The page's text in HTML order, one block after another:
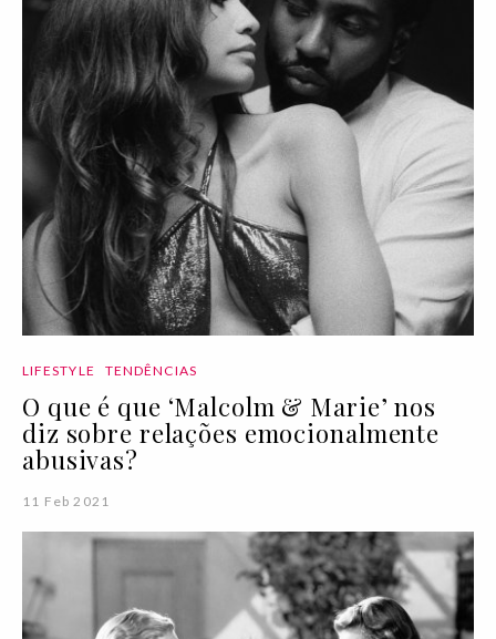
LIFESTYLE TENDÊNCIAS
O que é que ‘Malcolm & Marie’ nos
diz sobre relações emocionalmente
abusivas?
11 Feb 2021